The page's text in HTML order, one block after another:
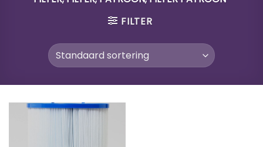
FILTER